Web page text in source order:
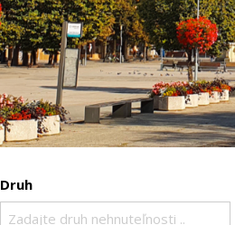
Druh
Zadajte druh nehnuteľnosti ..